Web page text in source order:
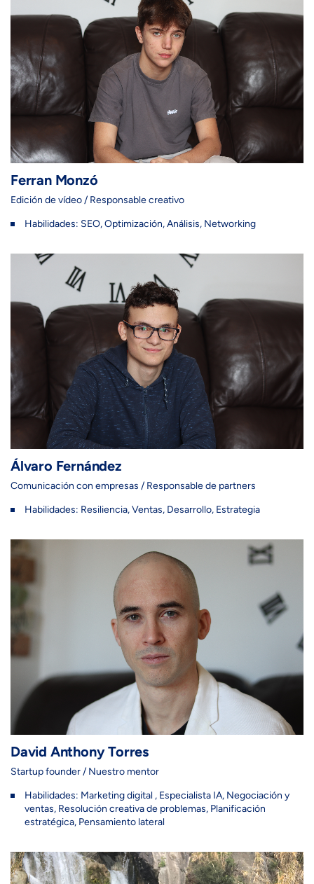
Ferran Monzó
Edición de vídeo / Responsable creativo
Habilidades: SEO, Optimización, Análisis, Networking
Álvaro Fernández
Comunicación con empresas / Responsable de partners
Habilidades: Resiliencia, Ventas, Desarrollo, Estrategia
David Anthony Torres
Startup founder / Nuestro mentor
Habilidades: Marketing digital , Especialista IA, Negociación y
ventas, Resolución creativa de problemas, Planificación
estratégica, Pensamiento lateral